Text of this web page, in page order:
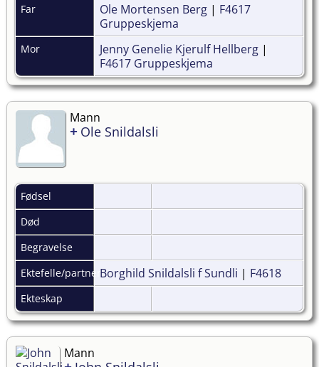
Far Ole Mortensen Berg | F4617
Gruppeskjema
Mor Jenny Genelie Kjerulf Hellberg |
F4617 Gruppeskjema
Mann
+ Ole Snildalsli
Fødsel
Død
Begravelse
Ektefelle/partnerBorghild Snildalsli f Sundli | F4618
Ekteskap
Mann